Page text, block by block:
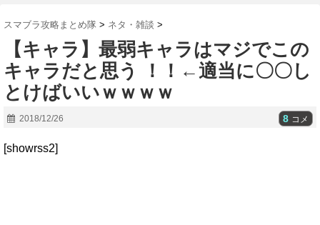
スマブラ攻略まとめ隊 > ネタ・雑談 >
【キャラ】最弱キャラはマジでこの
キャラだと思う ！！←適当に〇〇し
とけばいいｗｗｗｗ
2018/12/26 8 コメ
[showrss2]